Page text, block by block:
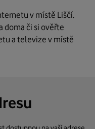
v místě Liščí.
doma či si ověřte
a televize v místě